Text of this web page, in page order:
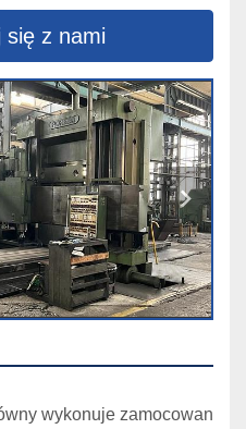
się z nami
wykonuje zamocowan